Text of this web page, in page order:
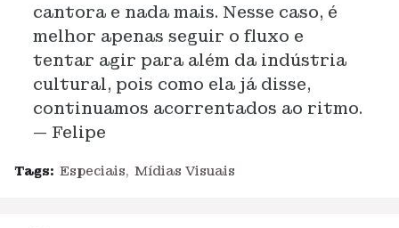
cantora e nada mais. Nesse caso, é
melhor apenas seguir o fluxo e
tentar agir para além da indústria
cultural, pois como ela já disse,
continuamos acorrentados ao ritmo.
— Felipe
Tags: Especiais Mídias Visuais